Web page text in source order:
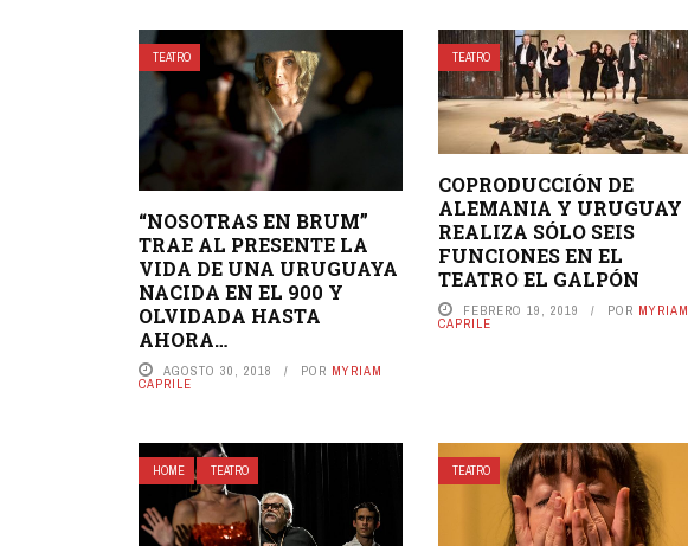
TEATRO
“NOSOTRAS EN BRUM”
TRAE AL PRESENTE LA
VIDA DE UNA URUGUAYA
NACIDA EN EL 900 Y
OLVIDADA HASTA
AHORA…
AGOSTO 30, 2018 POR MYRIAM
CAPRILE
TEATRO
COPRODUCCIÓN DE
ALEMANIA Y URUGUAY
REALIZA SÓLO SEIS
FUNCIONES EN EL
TEATRO EL GALPÓN
FEBRERO 19, 2019 POR MYRIAM
CAPRILE
HOME TEATRO TEATRO